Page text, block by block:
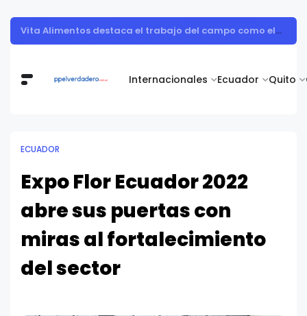
Internacionales Ecuador Quito
Muestra de arte contemporáneo reunió a cuerpo diplomático y artistas nacionales en la Academia Diplomática Galo Plaza
ECUADOR
Expo Flor Ecuador 2022
abre sus puertas con
miras al fortalecimiento
del sector